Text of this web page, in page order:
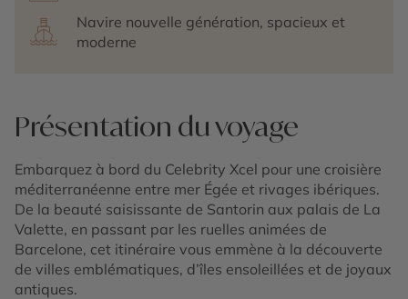
Navire nouvelle génération, spacieux et
moderne
Présentation du voyage
Embarquez à bord du Celebrity Xcel pour une croisière
méditerranéenne entre mer Égée et rivages ibériques.
De la beauté saisissante de Santorin aux palais de La
Valette, en passant par les ruelles animées de
Barcelone, cet itinéraire vous emmène à la découverte
de villes emblématiques, d’îles ensoleillées et de joyaux
antiques.